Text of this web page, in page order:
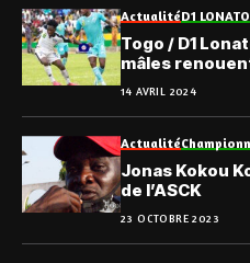
ActualitéD1 LONATO
Togo / D1
mâles
récapitulatif
14 AVRIL 2024
Actualité
Jonas Kokou
de l’ASCK
23 OCTOBRE 2023